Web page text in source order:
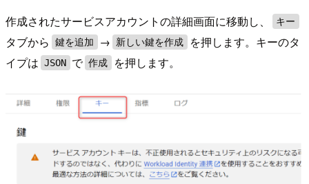
作成されたサービスアカウントの詳細画面に移動し、 キー
タブから 鍵を追加 → 新しい鍵を作成
を押します。キーのタ
イプは JSON で 作成 を押します。